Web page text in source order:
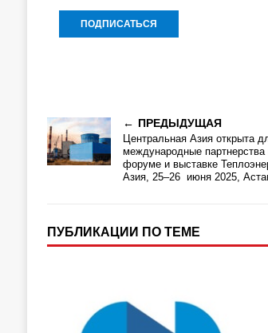
ПРЕДЫДУЩАЯ
Центральная Азия открыта
международные
форуме и выставке
Азия, 25–26 июня 2025,
ПУБЛИКАЦИИ ПО ТЕМЕ